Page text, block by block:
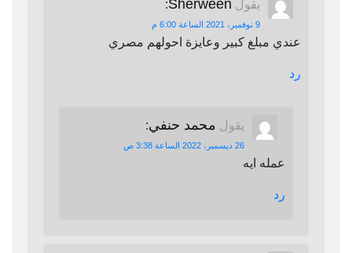
يقول Sherween
:
9 نوفمبر، 2021 الساعة 6:00 م
عندي مبلغ كبير وعايزة احولهم مصري
رد
يقول محمد حنفي:
26 ديسمبر، 2022 الساعة 3:38 ص
عمله ايه
رد